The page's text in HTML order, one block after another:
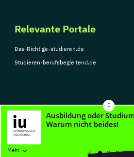
Mehr
Relevante Portale
Das-Richtige-studieren.de
Studieren-berufsbegleitend.de
© Copyright 2026, TarGroup Media GmbH